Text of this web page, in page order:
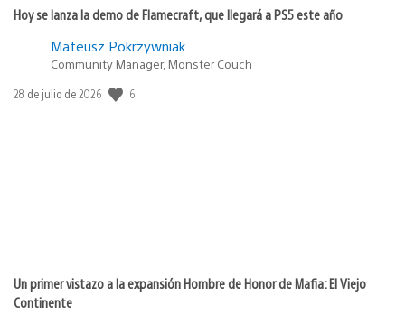
Hoy se lanza la demo de Flamecraft, que llegará a PS5 este año
Mateusz Pokrzywniak
Community Manager, Monster Couch
Fecha
28 de julio de 2026 6
Un primer vistazo a la expansión Hombre de Honor de Mafia: El Viejo
Continente